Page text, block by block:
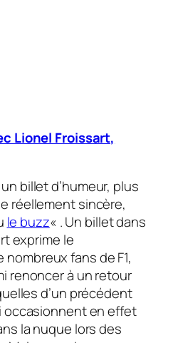
Lionel Froissart,
billet d’humeur, plus
réellement sincère,
le buzz« . Un billet dans
exprime le
fans de F1,
renoncer à un retour
d’un précédent
occasionnent en effet
la nuque lors des